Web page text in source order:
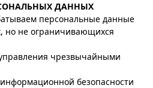
ДАННЫХ
персональные данные
но не ограничивающихся
чрезвычайными
безопасности